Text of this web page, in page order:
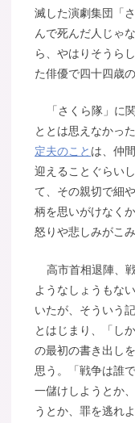
滅した演劇集団「
んで死んだ人じゃ
ら、やはりそうら
た俳優で四十四歳
「さくら隊」に
ととは思えなかっ
定夫のこと は、仲
迎えることぐらい
て、その親切で細
柄を思いがけなく
怒りや悲しみがこみ
高市首相退陣、
ようなしょうもな
いたが、そういう
とはじまり、「し
の最初の書き出し
思う。「戦争は誰
一儲けしようとか
うとか、罪を逃れ